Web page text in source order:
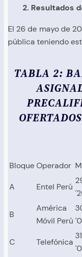
2. Resultados
El 26 de mayo de
pública teniendo
TABLA 2:
BloqueOperador
A Entel Perú
B
América
Móvil Perú
C Telefónica